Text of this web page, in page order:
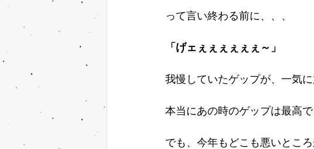
って言い終わる前に、、、
「げェぇぇぇぇぇぇ～」
我慢していたゲップが、一気
本当にあの時のゲップは最高で
でも、今年もどこも悪いとこ